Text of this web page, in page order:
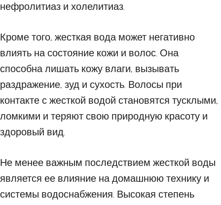
нефролитиаз и холелитиаз.
Кроме того, жесткая вода может негативно
влиять на состояние кожи и волос. Она
способна лишать кожу влаги, вызывать
раздражение, зуд и сухость. Волосы при
контакте с жесткой водой становятся тусклыми,
ломкими и теряют свою природную красоту и
здоровый вид.
Не менее важным последствием жесткой воды
является ее влияние на домашнюю технику и
системы водоснабжения. Высокая степень